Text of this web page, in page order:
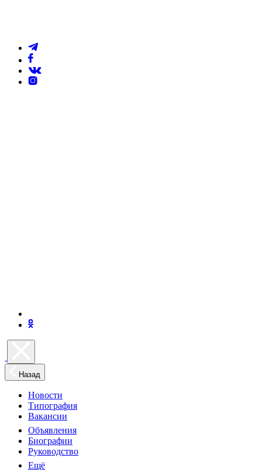
Назад
Новости
Типография
Вакансии
Объявления
Биографии
Руководство
Ещё